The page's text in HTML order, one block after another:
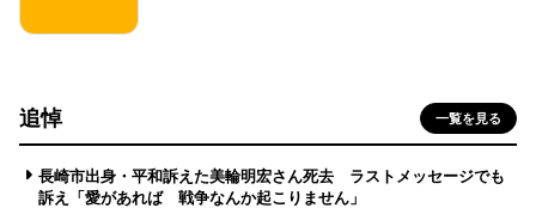
追悼 一覧を見る
長崎市出身・平和訴えた美輪明宏さん死去 ラストメッセージでも
訴え「愛があれば 戦争なんか起こりません」